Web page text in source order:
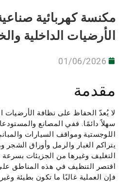
مكنسة كهربائية
الأرضيات الداخلية
01/06/2026
مقدمة
لا يُعدّ الحفاظ على نظافة الأرضيات
سهلاً دائمًا. ففي المصانع
اللوجستية ومواقف السيارات
يتراكم الغبار والرمل وأوراق الشجر
التغليف وغيرها من الجزيئات بسرعة
اقتصر التنظيف في هذه المناطق
فإن العملية غالبًا ما تكون بطيئة